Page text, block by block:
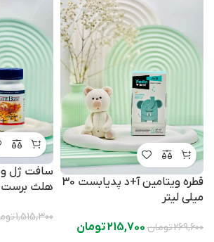
قطره ویتامین آ+د پدیابست 30
میلی لیتر
269,600تومان 215,700تومان
هلث برست 100 عددی
1,515,300